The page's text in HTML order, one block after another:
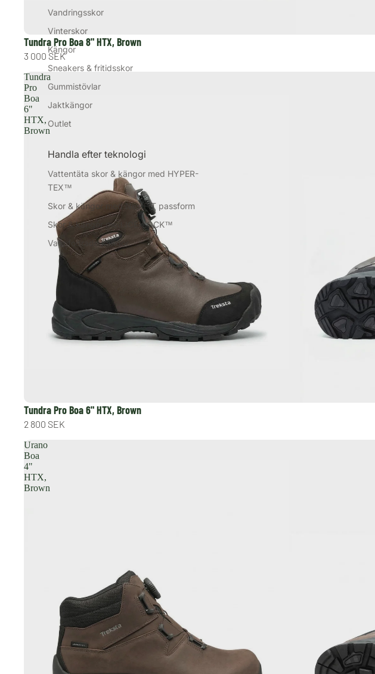
Vandringsskor
Vinterskor
Kängor
Sneakers & fritidsskor
Gummistövlar
Jaktkängor
Outlet
Handla efter teknologi
Vattentäta skor & kängor med HYPER-
TEX™
Skor & kängor med NestFIT passform
Skor & kängor med ICE-LOCK™
Varmfodrade kängor
Tundra Pro Boa 8" HTX, Brown
3 000 SEK
Tundra
Pro
Boa
6"
HTX,
Brown
Tundra Pro Boa 6" HTX, Brown
2 800 SEK
Urano
Boa
4"
HTX,
Brown